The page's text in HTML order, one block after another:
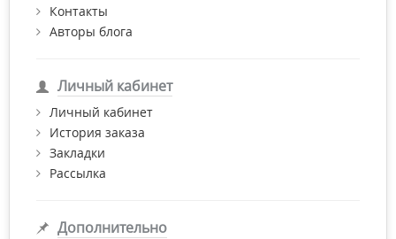
Контакты
Авторы блога
Личный кабинет
Личный кабинет
История заказа
Закладки
Рассылка
Дополнительно